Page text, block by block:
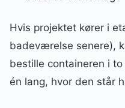
Hvis projektet kører i
badeværelse senere),
bestille containeren i
én lang, hvor den står